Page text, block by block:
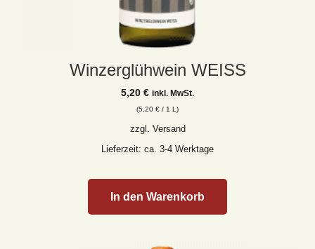
Winzerglühwein WEISS
5,20 € inkl. MwSt.
(5,20 € / 1 L)
zzgl. Versand
Lieferzeit: ca. 3-4 Werktage
In den Warenkorb